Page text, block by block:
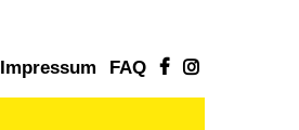
Impressum FAQ